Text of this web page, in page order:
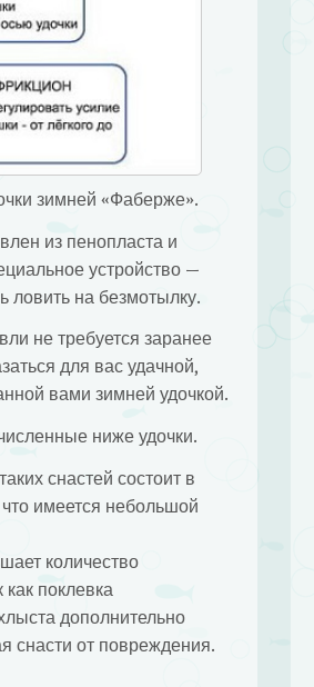
зимней «Фаберже».
из пенопласта и
устройство —
ловить на безмотылку.
не требуется заранее
для вас удачной,
вами зимней удочкой.
ниже удочки.
снастей состоит в
имеется небольшой
количество
поклевка
дополнительно
снасти от повреждения.